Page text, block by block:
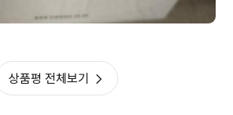
상품평 전체보기